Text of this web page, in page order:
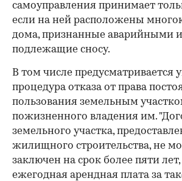
самоуправления принимает
если на ней расположены
дома, признанные аварийными
подлежащие сносу.
В том числе предусматривается
процедура отказа от права
пользования земельным
пожизненного владения им.
земельного участка,
жилищного строительства, не
заключен на срок более пяти
ежегодная арендная плата за